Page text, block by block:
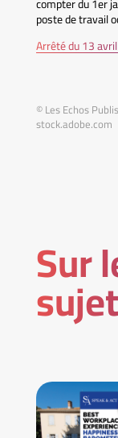
compter du 1er
poste de travail
Arrêté du 13
© Les Echos
stock.adobe.com
Sur
sujet